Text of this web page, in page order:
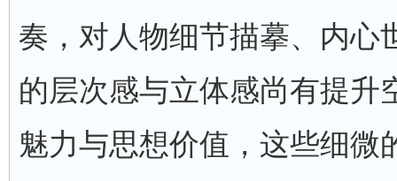
奏，对人物细节描摹、内心
的层次感与立体感尚有提升
魅力与思想价值，这些细微